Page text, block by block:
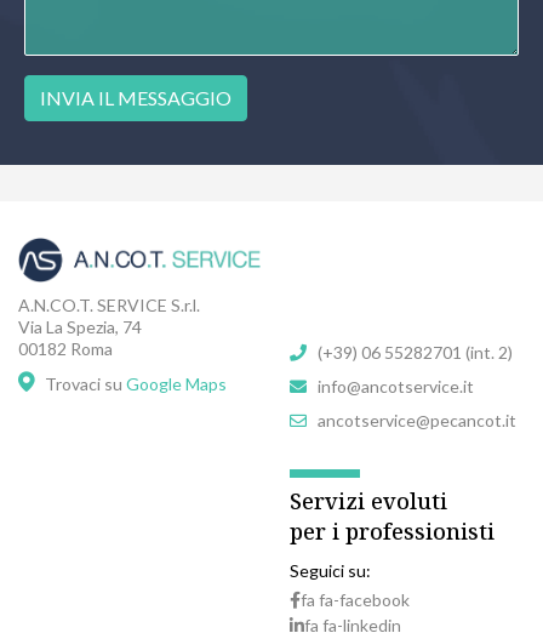
INVIA IL MESSAGGIO
A.N.CO.T. SERVICE S.r.l.
Via La Spezia, 74
00182 Roma
Trovaci su Google Maps
(+39) 06 55282701 (int. 2)
info@ancotservice.it
ancotservice@pecancot.it
Servizi evoluti
per i professionisti
Seguici su:
fa fa-facebook
fa fa-linkedin